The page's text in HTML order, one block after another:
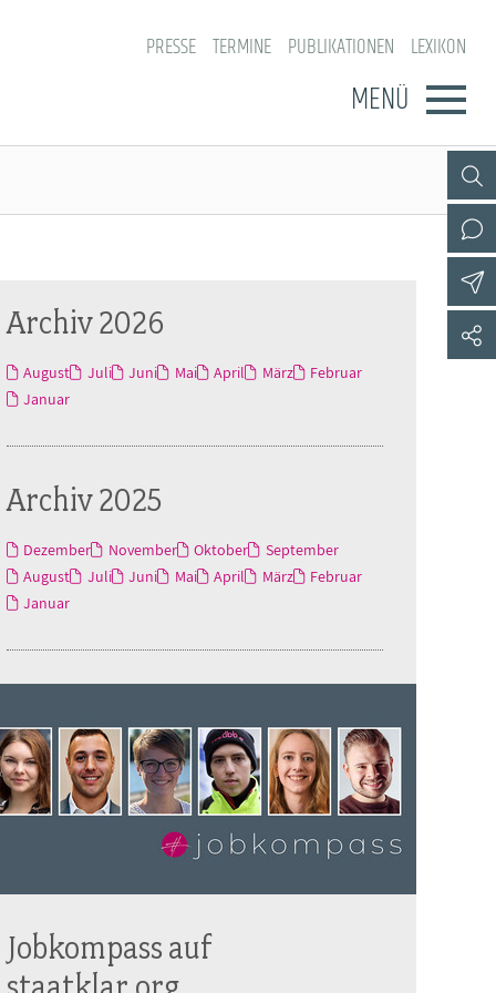
PRESSE TERMINE PUBLIKATIONEN LEXIKON
MENÜ
Archiv 2026
August Juli Juni Mai April März
Februar
Januar
Archiv 2025
Dezember November Oktober
September
August
Juli Juni Mai April März
Februar
Januar
Jobkompass auf